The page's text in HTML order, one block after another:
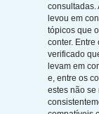
consultadas.
levou em
tópicos que
conter. Entre
verificado
levam em
e, entre os
estes não se